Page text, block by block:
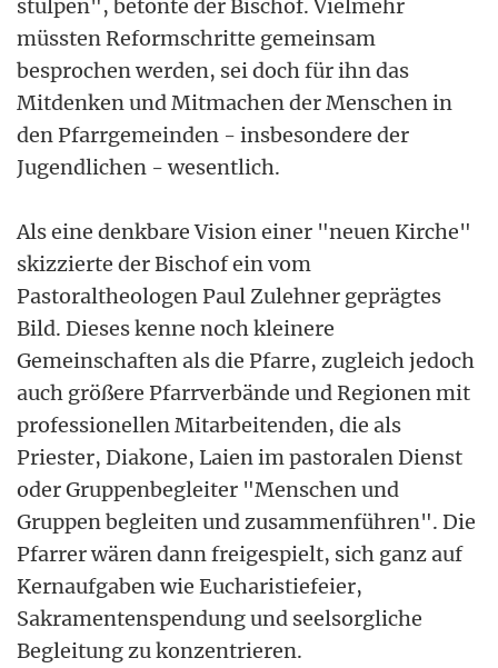
stülpen", betonte der Bischof. Vielmehr
müssten Reformschritte gemeinsam
besprochen werden, sei doch für ihn das
Mitdenken und Mitmachen der Menschen in
den Pfarrgemeinden - insbesondere der
Jugendlichen - wesentlich.
Als eine denkbare Vision einer "neuen Kirche"
skizzierte der Bischof ein vom
Pastoraltheologen Paul Zulehner geprägtes
Bild. Dieses kenne noch kleinere
Gemeinschaften als die Pfarre, zugleich jedoch
auch größere Pfarrverbände und Regionen mit
professionellen Mitarbeitenden, die als
Priester, Diakone, Laien im pastoralen Dienst
oder Gruppenbegleiter "Menschen und
Gruppen begleiten und zusammenführen". Die
Pfarrer wären dann freigespielt, sich ganz auf
Kernaufgaben wie Eucharistiefeier,
Sakramentenspendung und seelsorgliche
Begleitung zu konzentrieren.